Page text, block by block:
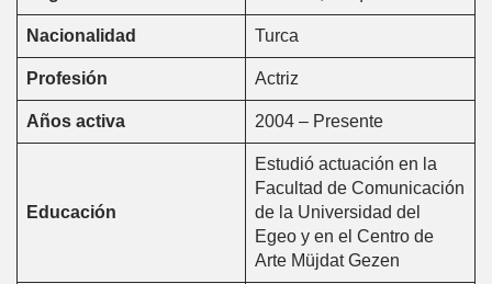
Nacionalidad Turca
Profesión Actriz
Años activa 2004 – Presente
Educación
Estudió actuación en la
Facultad de Comunicación
de la Universidad del
Egeo y en el Centro de
Arte Müjdat Gezen